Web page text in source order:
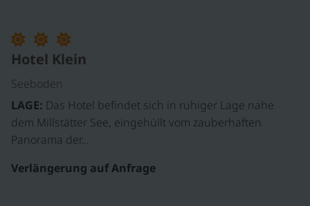
Hotel Klein
Seeboden
LAGE: Das Hotel befindet sich in ruhiger Lage nahe
dem Millstätter See, eingehüllt vom zauberhaften
Panorama der…
Verlängerung auf Anfrage